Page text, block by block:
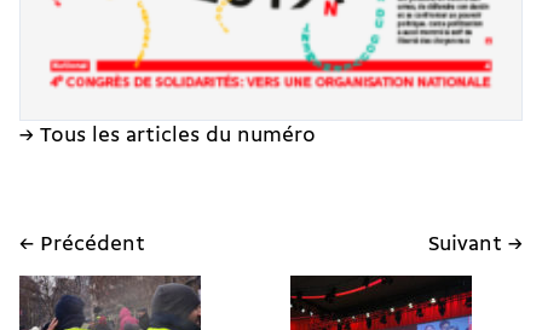
→ Tous les articles du numéro
← Précédent Suivant →